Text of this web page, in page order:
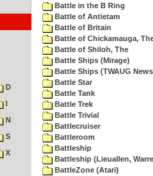
D
I
N
S
X
Battle in the B Ring
Battle of Antietam
Battle of Britain
Battle of Chickamauga,
Battle of Shiloh, The
Battle Ships (Mirage)
Battle Ships (TWAUG
Battle Star
Battle Tank
Battle Trek
Battle Trivial
Battlecruiser
Battleroom
Battleship
Battleship (Lieuallen,
BattleZone (Atari)